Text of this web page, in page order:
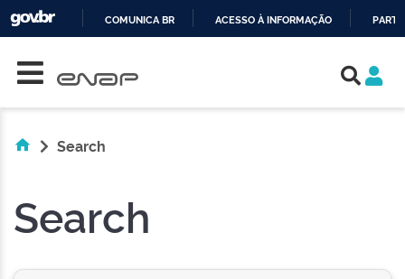
COMUNICA BR ACESSO À INFORMAÇÃO
Search
Search